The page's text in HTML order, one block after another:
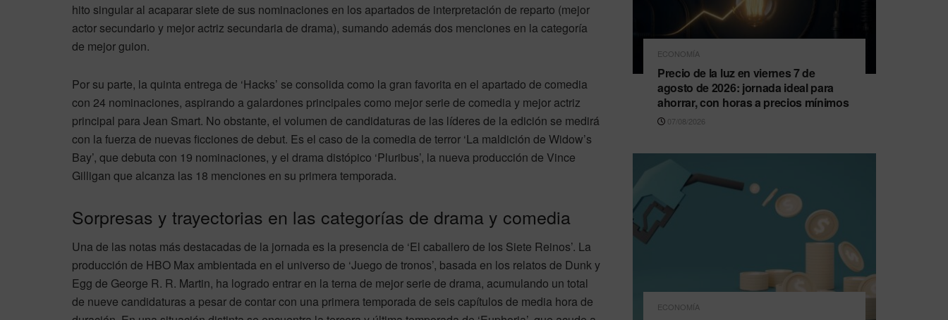
hito singular al acaparar siete de sus nominaciones en los apartados de interpretación de reparto (mejor
actor secundario y mejor actriz secundaria de drama), sumando además dos menciones en la categoría
de mejor guion.
Por su parte, la quinta entrega de ‘Hacks’ se consolida como la gran favorita en el apartado de comedia
con 24 nominaciones, aspirando a galardones principales como mejor serie de comedia y mejor actriz
principal para Jean Smart. No obstante, el volumen de candidaturas de las líderes de la edición se medirá
con la fuerza de nuevas ficciones de debut. Es el caso de la comedia de terror ‘La maldición de Widow’s
Bay’, que debuta con 19 nominaciones, y el drama distópico ‘Pluribus’, la nueva producción de Vince
Gilligan que alcanza las 18 menciones en su primera temporada.
Sorpresas y trayectorias en las categorías de drama y comedia
Una de las notas más destacadas de la jornada es la presencia de ‘El caballero de los Siete Reinos’. La
producción de HBO Max ambientada en el universo de ‘Juego de tronos’, basada en los relatos de Dunk y
Egg de George R. R. Martin, ha logrado entrar en la terna de mejor serie de drama, acumulando un total
de nueve candidaturas a pesar de contar con una primera temporada de seis capítulos de media hora de
ECONOMÍA
Precio de la luz en viernes 7 de
agosto de 2026: jornada ideal para
ahorrar, con horas a precios mínimos
07/08/2026
ECONOMÍA